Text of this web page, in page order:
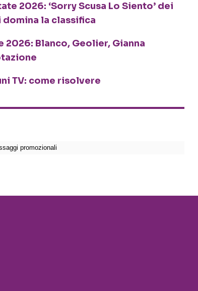
2026: ‘Sorry Scusa Lo Siento’ dei
la classifica
2026: Blanco, Geolier, Gianna
TV: come risolvere